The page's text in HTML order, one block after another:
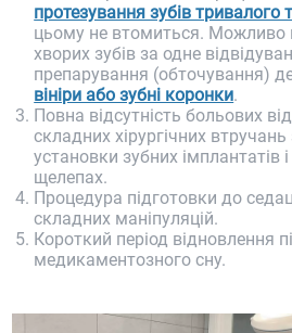
протезування зубів тривалого
цьому не втомиться. Можливо
хворих зубів за одне
препарування (обточування)
вініри або зубні коронки.
Повна відсутність больових
складних хірургічних
установки зубних імплантатів
щелепах.
Процедура підготовки до
складних маніпуляцій.
Короткий період відновлення
медикаментозного сну.